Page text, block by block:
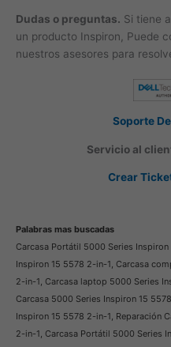
Dudas o preguntas. Si tiene
un producto Inspiron, Puede
nuestros asesores para
Soporte
Servicio al
Crear
Palabras mas buscadas
Carcasa Portátil 5000 Series
Inspiron 15 5578 2-in-1, Carcasa
2-in-1, Carcasa laptop 5000 Series
Carcasa 5000 Series Inspiron 15
Inspiron 15 5578 2-in-1, Reparación
2-in-1, Carcasa Portátil 5000 Series